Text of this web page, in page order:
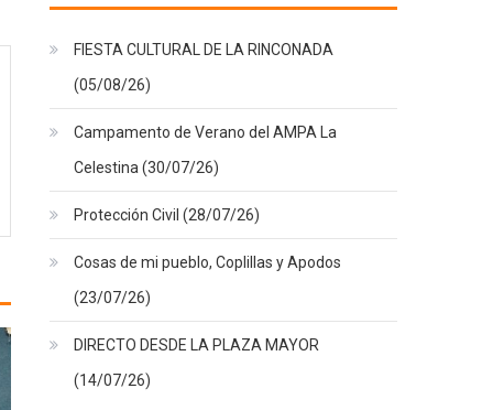
FIESTA CULTURAL DE LA RINCONADA
(05/08/26)
Campamento de Verano del AMPA La
Celestina (30/07/26)
Protección Civil (28/07/26)
Cosas de mi pueblo, Coplillas y Apodos
(23/07/26)
DIRECTO DESDE LA PLAZA MAYOR
(14/07/26)